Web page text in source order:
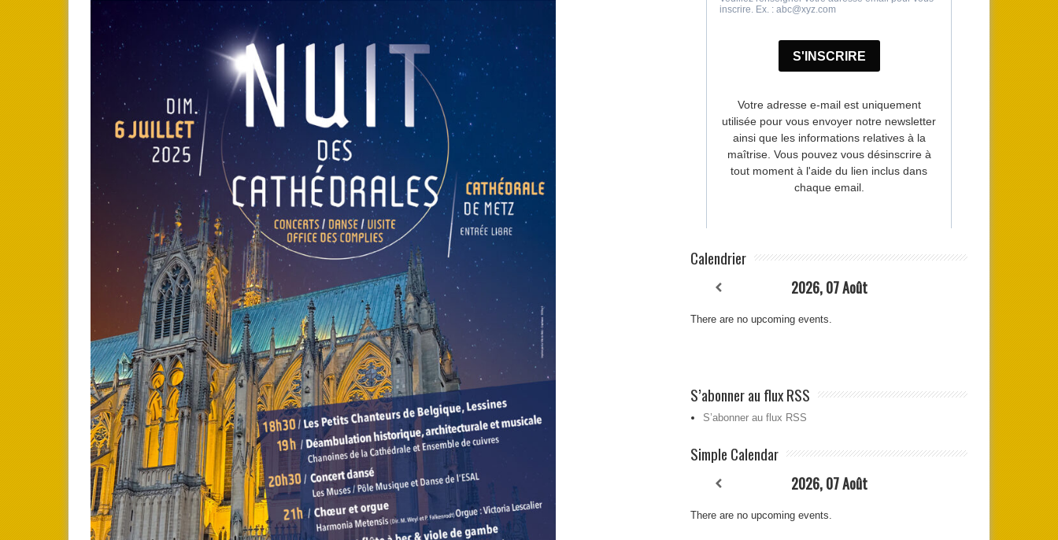
Calendrier
2026, 07 Août
There are no upcoming events.
S’abonner au flux RSS
S’abonner au flux RSS
Simple Calendar
2026, 07 Août
There are no upcoming events.